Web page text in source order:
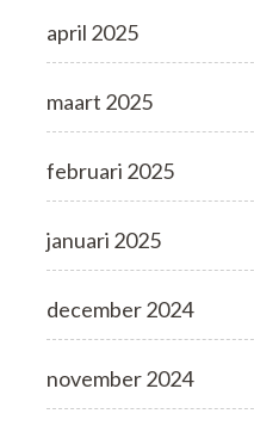
april 2025
maart 2025
februari 2025
januari 2025
december 2024
november 2024